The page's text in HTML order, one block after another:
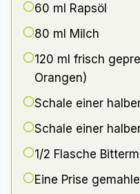
60 ml Rapsöl
80 ml Milch
120 mlfrisch
Orangen)
Schale einer
Schale einer
1/2 Flasche
Eine Prise